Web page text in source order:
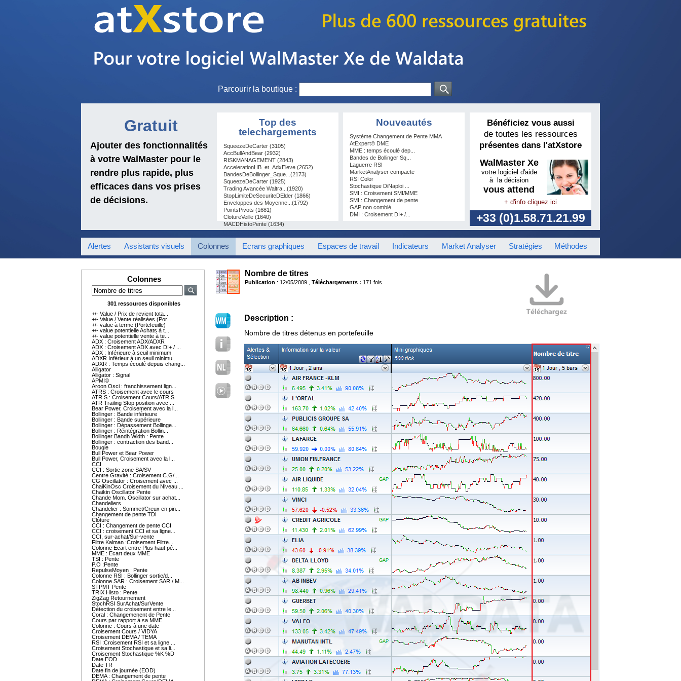
Parcourir la boutique :
Gratuit
Ajouter des fonctionnalités
à votre WalMaster pour le
rendre plus rapide, plus
efficaces dans vos prises
de décisions.
Top des
telechargements
SqueezeDeCarter (3105)
AccBullAndBear (2932)
RISKMANAGEMENT (2843)
AccelerationHB_et_AdxEleve (2652)
BandesDeBollinger_Sque...(2173)
SqueezeDeCarter (1925)
Trading Avancée Waltra...(1920)
StopLimiteDeSecuriteDElder (1866)
Enveloppes des Moyenne...(1792)
PointsPivots (1681)
ClotureVeille (1640)
MACDHistoPente (1634)
Nouveautés
Système Changement de Pente MMA
AtExpert© DME
MME : temps écoulé dep...
Bandes de Bollinger Sq...
Laguerre RSI
MarketAnalyser compacte
RSI Color
Stochastique DiNaploi ...
SMI : Croisement SMI/MME
SMI : Changement de pente
GAP non comblé
DMI : Croisement DI+ /...
Bénéficiez vous aussi
de toutes les ressources
présentes dans l'atXstore
WalMaster Xe
votre logiciel d'aide
à la décision
vous attend
+ d'info cliquez ici
+33 (0)1.58.71.21.99
Alertes Assistants visuels Colonnes Ecrans graphiques Espaces de travail Indicateurs Market Analyser Stratégies Méthodes
Colonnes
301 ressources disponibles
+/- Value / Prix de revient tota...
+/- Value / Vente réalisées (Por...
+/- value à terme (Portefeuille)
+/- value potentielle Achats à t...
+/- value potentielle vente à te...
ADX : Croisement ADX/ADXR
ADX : Croisement ADX avec DI+ / ...
ADX : Inférieure à seuil minimum
ADXR Inférieur à un seuil minimu...
ADXR : Temps écoulé depuis chang...
Alligator
Alligator : Signal
APMI©
Aroon Osci : franchissement lign...
ATRS : Croisement avec le cours
ATR.S : Croisement Cours/ATR.S
ATR Trailing Stop position avec ...
Bear Power, Croisement avec la l...
Bollinger : Bande inférieure
Bollinger : Bande supérieure
Bollinger : Dépassement Bollinge...
Bollinger : Réintégration Bollin...
Bollinger Bandh Width : Pente
Bollinger : contraction des band...
Bougie
Bull Power et Bear Power
Bull Power, Croisement avec la l...
CCI
CCI : Sortie zone SA/SV
Centre Gravité : Croisement C.G/...
CG Oscillator : Croisement avec ...
ChaiKinOsc Croisement du Niveau ...
Chaikin Oscillator Pente
Chande Mom. Oscillator sur achat...
Chandeliers
Chandelier : Sommet/Creux en pin...
Changement de pente TDI
Clôture
CCI : Changement de pente CCI
CCI : croisement CCI et sa ligne...
CCI, sur-achat/Sur-vente
Filtre Kalman :Croisement Filtre...
Colonne Ecart entre Plus haut pé...
MME : Ecart deux MME
TSI : Pente
P.O :Pente
RepulseMoyen : Pente
Colonne RSI : Bollinger sortie/d...
Colonne SAR : Croisement SAR / M...
STPMT Pente
TRIX Histo : Pente
ZigZag Retournement
StochRSI SurAchat/SurVente
Détection du croisement entre le...
Coral : Changemenent de Pente
Cours par rapport à sa MME
Colonne : Cours à une date
Croisement Cours / VIDYA
Croisement DEMA / TEMA
RSI :Croisement RSI et sa ligne ...
Croisement Stochastique et sa li...
Croisement Stochastique %K %D
Date EOD
Date TR
Date fin de journée (EOD)
DEMA : Changement de pente
Nombre de titres
Publication : 12/05/2009 , Téléchargements : 171 fois
Description :
Nombre de titres détenus en portefeuille